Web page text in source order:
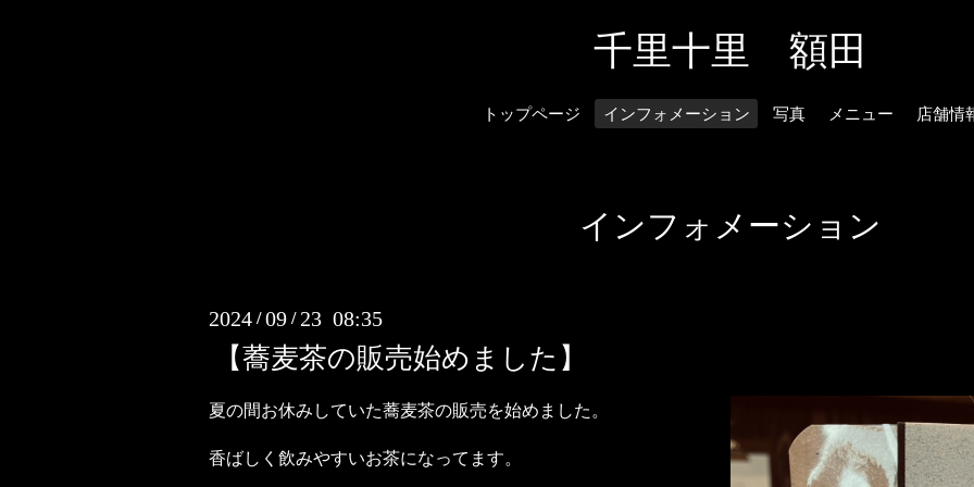
千里十里 額田
トップページ インフォメーション 写真 メニュー 店舗情
インフォメーション
2024 /09 / 23 08:35
【蕎麦茶の販売始めました】
夏の間お休みしていた蕎麦茶の販売を始めました。
香ばしく飲みやすいお茶になってます。